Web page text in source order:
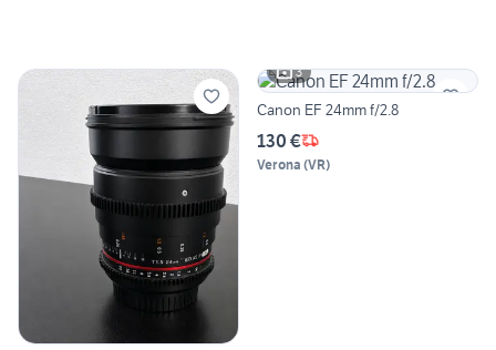
3
Canon EF 24mm f/2.8
130 €
Verona (VR)